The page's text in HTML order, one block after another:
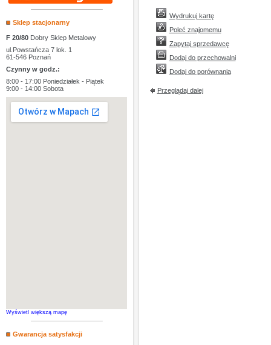
Sklep stacjonarny
F 20/80 Dobry Sklep Metalowy
ul.Powstańcza 7 lok. 1
61-546 Poznań
Czynny w godz.:
8:00 - 17:00 Poniedziałek - Piątek
9:00 - 14:00 Sobota
Wyświetl większą mapę
Gwarancja satysfakcji
Wydrukuj kartę
Poleć znajomemu
Zapytaj sprzedawcę
Dodaj do przechowalni
Dodaj do porównania
Przeglądaj dalej